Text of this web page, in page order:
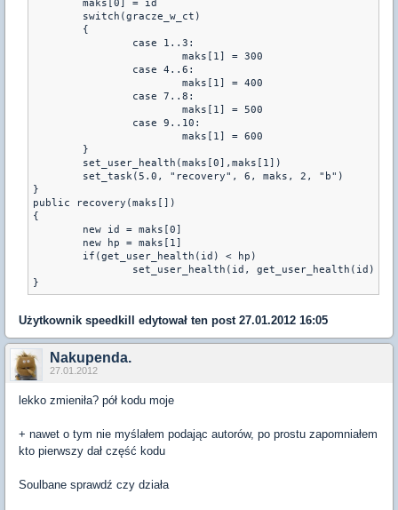
}
public recovery(maks[])
{
}
Użytkownik speedkill edytował ten post 27.01.2012 16:05
Nakupenda.
27.01.2012
lekko zmieniła? pół kodu moje
+ nawet o tym nie myślałem podając autorów, po prostu zapomniałem
kto pierwszy dał część kodu
Soulbane sprawdź czy działa